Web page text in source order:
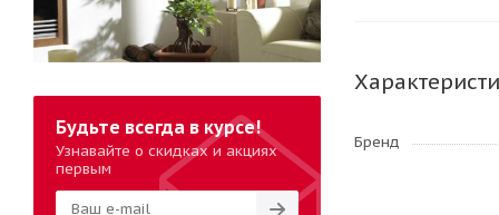
Бренд
Будьте всегда в курсе!
Узнавайте о скидках и акциях
первым